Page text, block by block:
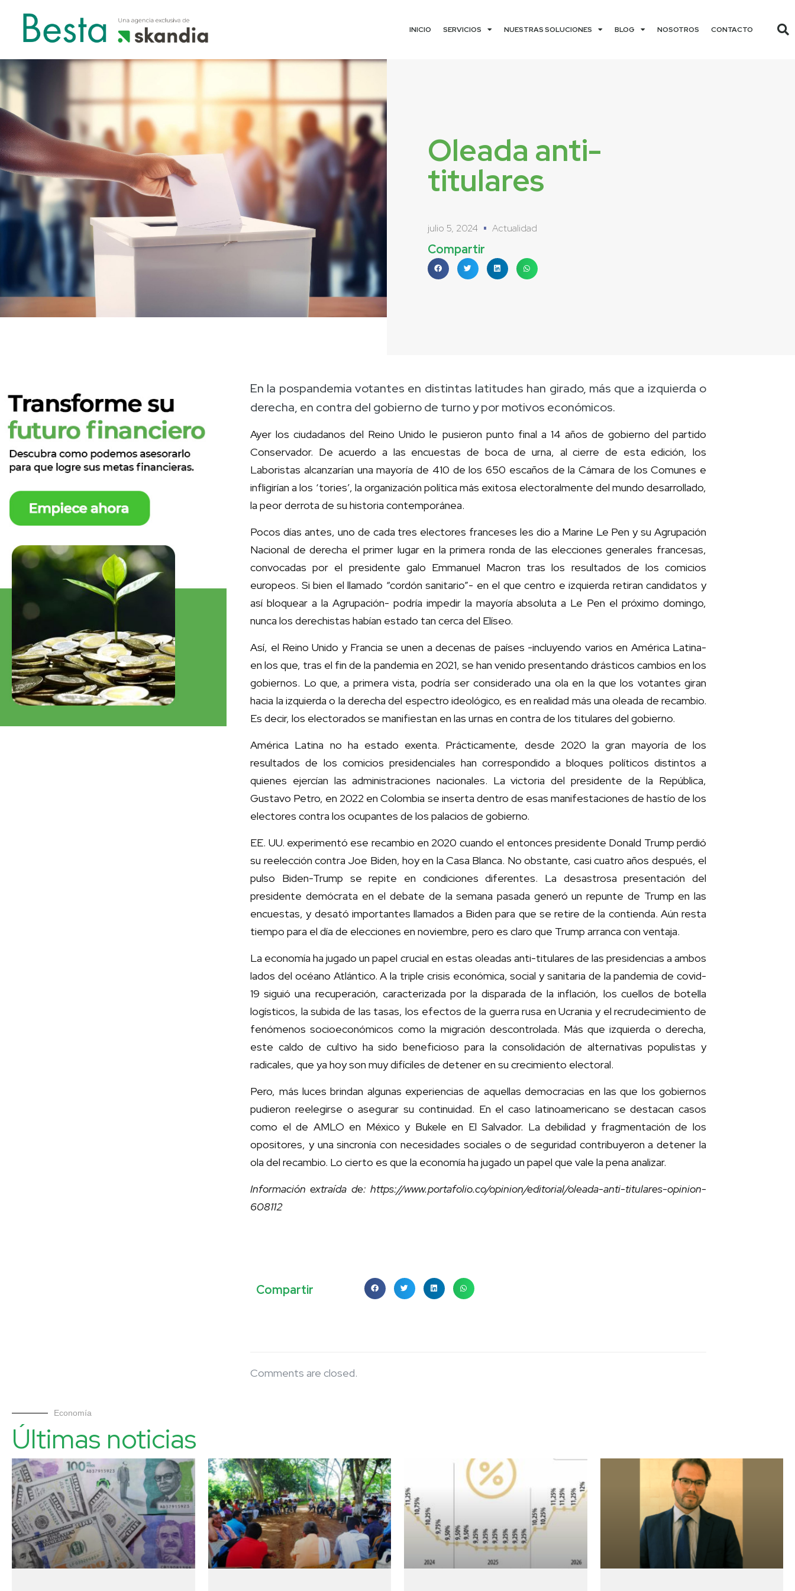
INICIO SERVICIOS NUESTRAS SOLUCIONES BLOG NOSOTROS CONTACTO
Oleada anti-
titulares
julio 5, 2024 Actualidad
Compartir
En la pospandemia votantes en distintas latitudes han girado, más que a izquierda o
derecha, en contra del gobierno de turno y por motivos económicos.
Ayer los ciudadanos del Reino Unido le pusieron punto final a 14 años de gobierno del partido
Conservador. De acuerdo a las encuestas de boca de urna, al cierre de esta edición, los
Laboristas alcanzarían una mayoría de 410 de los 650 escaños de la Cámara de los Comunes e
infligirían a los ‘tories’, la organización política más exitosa electoralmente del mundo desarrollado,
la peor derrota de su historia contemporánea.
Pocos días antes, uno de cada tres electores franceses les dio a Marine Le Pen y su Agrupación
Nacional de derecha el primer lugar en la primera ronda de las elecciones generales francesas,
convocadas por el presidente galo Emmanuel Macron tras los resultados de los comicios
europeos. Si bien el llamado “cordón sanitario”- en el que centro e izquierda retiran candidatos y
así bloquear a la Agrupación- podría impedir la mayoría absoluta a Le Pen el próximo domingo,
nunca los derechistas habían estado tan cerca del Elíseo.
Así, el Reino Unido y Francia se unen a decenas de países -incluyendo varios en América Latina-
en los que, tras el fin de la pandemia en 2021, se han venido presentando drásticos cambios en los
gobiernos. Lo que, a primera vista, podría ser considerado una ola en la que los votantes giran
hacia la izquierda o la derecha del espectro ideológico, es en realidad más una oleada de recambio.
Es decir, los electorados se manifiestan en las urnas en contra de los titulares del gobierno.
América Latina no ha estado exenta. Prácticamente, desde 2020 la gran mayoría de los
resultados de los comicios presidenciales han correspondido a bloques políticos distintos a
quienes ejercían las administraciones nacionales. La victoria del presidente de la República,
Gustavo Petro, en 2022 en Colombia se inserta dentro de esas manifestaciones de hastío de los
electores contra los ocupantes de los palacios de gobierno.
EE. UU. experimentó ese recambio en 2020 cuando el entonces presidente Donald Trump perdió
su reelección contra Joe Biden, hoy en la Casa Blanca. No obstante, casi cuatro años después, el
pulso Biden-Trump se repite en condiciones diferentes. La desastrosa presentación del
presidente demócrata en el debate de la semana pasada generó un repunte de Trump en las
encuestas, y desató importantes llamados a Biden para que se retire de la contienda. Aún resta
tiempo para el día de elecciones en noviembre, pero es claro que Trump arranca con ventaja.
La economía ha jugado un papel crucial en estas oleadas anti-titulares de las presidencias a ambos
lados del océano Atlántico. A la triple crisis económica, social y sanitaria de la pandemia de covid-
19 siguió una recuperación, caracterizada por la disparada de la inflación, los cuellos de botella
logísticos, la subida de las tasas, los efectos de la guerra rusa en Ucrania y el recrudecimiento de
fenómenos socioeconómicos como la migración descontrolada. Más que izquierda o derecha,
este caldo de cultivo ha sido beneficioso para la consolidación de alternativas populistas y
radicales, que ya hoy son muy difíciles de detener en su crecimiento electoral.
Pero, más luces brindan algunas experiencias de aquellas democracias en las que los gobiernos
pudieron reelegirse o asegurar su continuidad. En el caso latinoamericano se destacan casos
como el de AMLO en México y Bukele en El Salvador. La debilidad y fragmentación de los
opositores, y una sincronía con necesidades sociales o de seguridad contribuyeron a detener la
ola del recambio. Lo cierto es que la economía ha jugado un papel que vale la pena analizar.
Información extraída de: https://www.portafolio.co/opinion/editorial/oleada-anti-titulares-opinion-
608112
Compartir
Comments are closed.
Economía
Últimas noticias